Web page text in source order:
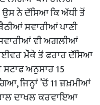
ਨੇ ਦੱਸਿਆ ਕਿ ਅੱਧੀ ਤੋਂ
ਸਵਾਰੀਆਂ ਪਾਣੀ
ਵੀ ਅਗਲੀਆਂ
ਮੌਕੇ ਤੋਂ ਫਰਾਰ ਦੱਸਿਆ
ਅਨੁਸਾਰ 15
ਜਿਨ੍ਹਾਂ ’ਚੋਂ 11 ਜ਼ਖ਼ਮੀਆਂ
ਦਾਖਲ ਕਰਵਾਇਆ